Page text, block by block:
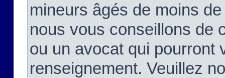
mineurs âgés de moins
nous vous conseillons de
ou un avocat qui pourront
renseignement. Veuillez